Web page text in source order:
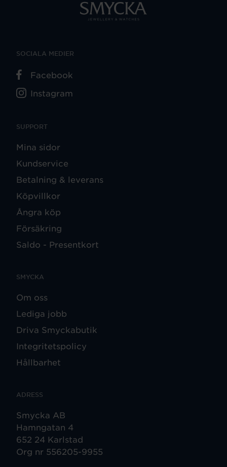
SUPPORT
Mina sidor
Kundservice
Betalning & leverans
Köpvillkor
Ångra köp
Försäkring
Saldo - Presentkort
SMYCKA
Om oss
Lediga jobb
Driva Smyckabutik
Integritetspolicy
Hållbarhet
ADRESS
Smycka AB
Hamngatan 4
652 24 Karlstad
Org nr 556205-9955
SOCIALA MEDIER
Facebook
Instagram